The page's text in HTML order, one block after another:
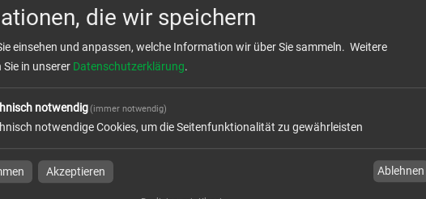
inAufkleber & Folien
Aufkleber Fensterlochfolie - mit KFZ
die wir speichern
einsehen und anpassen, welche Information wir über Sie sammeln. Weitere
in unserer Datenschutzerklärung.
notwendig(immer notwendig)
notwendige Cookies, um die Seitenfunktionalität zu gewährleisten
Akzeptieren Ablehnen